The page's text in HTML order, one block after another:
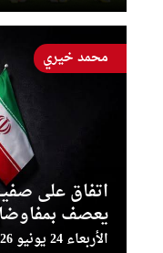
اتفاق على
يعصف
الأربعاء 24 يونيو 2026 - 16:38:53
محمد خيري